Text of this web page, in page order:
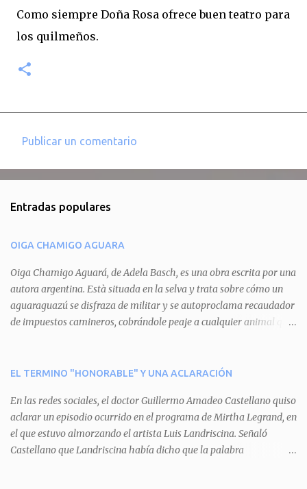
Como siempre Doña Rosa ofrece buen teatro para
los quilmeños.
e
t
a
r
i
o
Publicar un comentario
Entradas populares
OIGA CHAMIGO AGUARA
Oiga Chamigo Aguará, de Adela Basch, es una obra escrita por una
autora argentina. Està situada en la selva y trata sobre cómo un
aguaraguazú se disfraza de militar y se autoproclama recaudador
de impuestos camineros, cobrándole peaje a cualquier animal que
aguará le provoca. De igual manera pasa con Tatú, el armadillo.
del aguará y pasa sin pagar. Por último, Tui, la cotorra, deja
expuesta la mentira del aguará y arenga a los otros tres
personajes a unirse para enfrentarlo. Finalmente, terminan por
quitarle el disfraz de militar, y el aguará huye despavorido al verse
EL TERMINO "HONORABLE" Y UNA ACLARACIÓN
En las redes sociales, el doctor Guillermo Amadeo Castellano quiso
aclarar un episodio ocurrido en el programa de Mirtha Legrand, en
el que estuvo almorzando el artista Luis Landriscina. Señaló
Castellano que Landriscina había dicho que la palabra